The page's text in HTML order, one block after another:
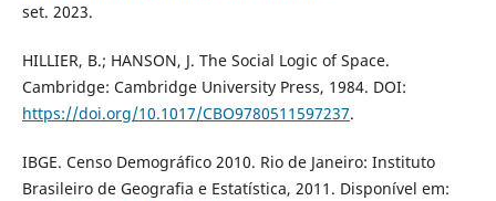
set. 2023.
HILLIER, B.; HANSON, J. The Social Logic of Space.
Cambridge: Cambridge University Press, 1984. DOI:
https://doi.org/10.1017/CBO9780511597237.
IBGE. Censo Demográfico 2010. Rio de Janeiro: Instituto
Brasileiro de Geografia e Estatística, 2011. Disponível em: